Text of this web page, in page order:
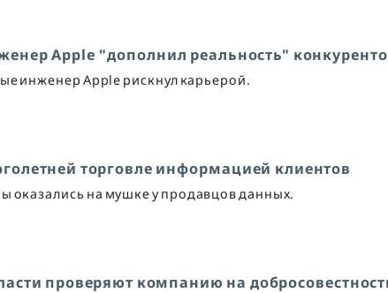
Apple "дополнил реальность"
инженер Apple рискнул карьерой.
торговле информацией клиентов
оказались на мушке у продавцов данных.
проверяют компанию на